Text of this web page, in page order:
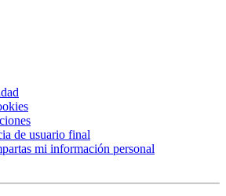
de usuario final
mi información personal